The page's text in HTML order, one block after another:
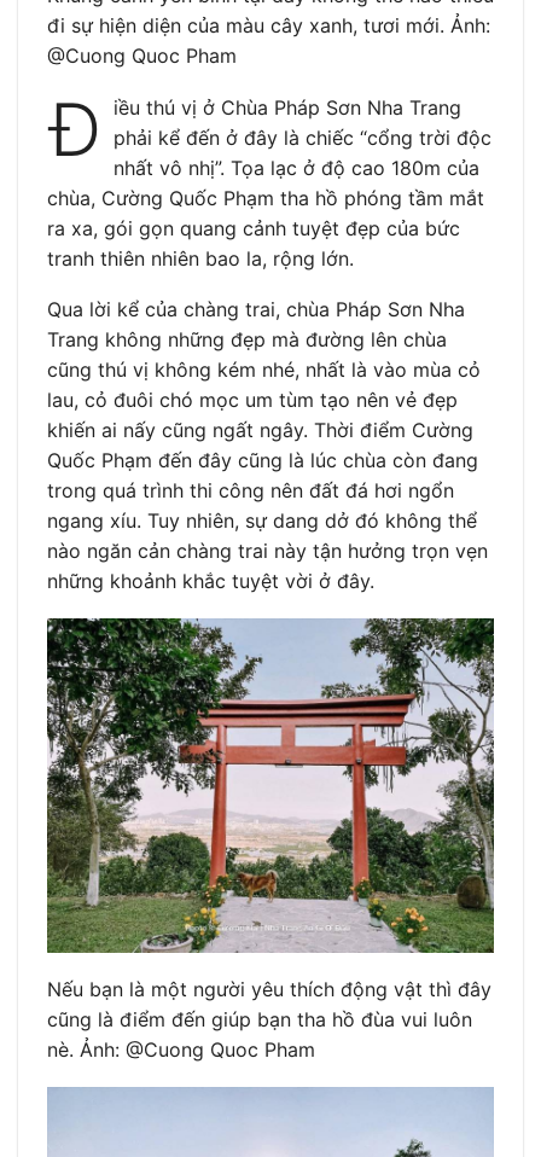
đi sự hiện diện của màu cây xanh, tươi mới. Ảnh:
@Cuong Quoc Pham
Đ
iều thú vị ở Chùa Pháp Sơn Nha Trang
phải kể đến ở đây là chiếc “cổng trời độc
nhất vô nhị”. Tọa lạc ở độ cao 180m của
chùa, Cường Quốc Phạm tha hồ phóng tầm mắt
ra xa, gói gọn quang cảnh tuyệt đẹp của bức
tranh thiên nhiên bao la, rộng lớn.
Qua lời kể của chàng trai, chùa Pháp Sơn Nha
Trang không những đẹp mà đường lên chùa
cũng thú vị không kém nhé, nhất là vào mùa cỏ
lau, cỏ đuôi chó mọc um tùm tạo nên vẻ đẹp
khiến ai nấy cũng ngất ngây. Thời điểm Cường
Quốc Phạm đến đây cũng là lúc chùa còn đang
trong quá trình thi công nên đất đá hơi ngổn
ngang xíu. Tuy nhiên, sự dang dở đó không thể
nào ngăn cản chàng trai này tận hưởng trọn vẹn
những khoảnh khắc tuyệt vời ở đây.
Nếu bạn là một người yêu thích động vật thì đây
cũng là điểm đến giúp bạn tha hồ đùa vui luôn
nè. Ảnh: @Cuong Quoc Pham